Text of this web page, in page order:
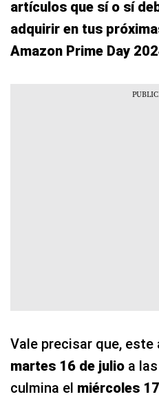
artículos que sí o sí
adquirir en tus
Amazon Prime Day
Vale precisar que,
martes 16 de julio a las
culmina el miércoles